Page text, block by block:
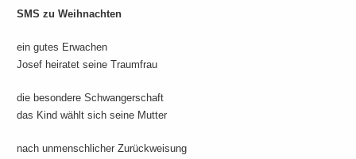
SMS zu Weihnachten
ein gutes Erwachen
Josef heiratet seine Traumfrau
die besondere Schwangerschaft
das Kind wählt sich seine Mutter
nach unmenschlicher Zurückweisung